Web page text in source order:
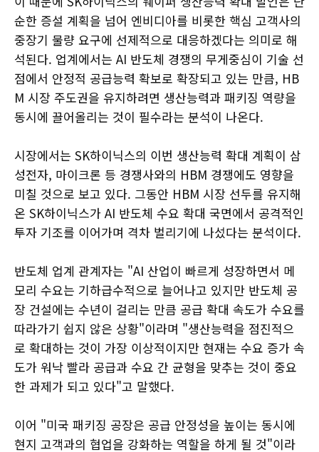
순한 증설 계획을 넘어 엔비디아를 비롯한 핵심 고객사의
중장기 물량 요구에 선제적으로 대응하겠다는 의미로 해
석된다. 업계에서는 AI 반도체 경쟁의 무게중심이 기술 선
점에서 안정적 공급능력 확보로 확장되고 있는 만큼, HB
M 시장 주도권을 유지하려면 생산능력과 패키징 역량을
동시에 끌어올리는 것이 필수라는 분석이 나온다.
시장에서는 SK하이닉스의 이번 생산능력 확대 계획이 삼
성전자, 마이크론 등 경쟁사와의 HBM 경쟁에도 영향을
미칠 것으로 보고 있다. 그동안 HBM 시장 선두를 유지해
온 SK하이닉스가 AI 반도체 수요 확대 국면에서 공격적인
투자 기조를 이어가며 격차 벌리기에 나섰다는 분석이다.
반도체 업계 관계자는 "AI 산업이 빠르게 성장하면서 메
모리 수요는 기하급수적으로 늘어나고 있지만 반도체 공
장 건설에는 수년이 걸리는 만큼 공급 확대 속도가 수요를
따라가기 쉽지 않은 상황"이라며 "생산능력을 점진적으
로 확대하는 것이 가장 이상적이지만 현재는 수요 증가 속
도가 워낙 빨라 공급과 수요 간 균형을 맞추는 것이 중요
한 과제가 되고 있다"고 말했다.
이어 "미국 패키징 공장은 공급 안정성을 높이는 동시에
현지 고객과의 협업을 강화하는 역할을 하게 될 것"이라